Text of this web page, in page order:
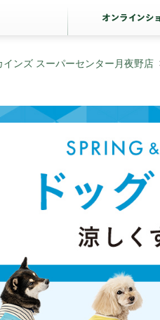
インズ スーパーセンター月夜野店